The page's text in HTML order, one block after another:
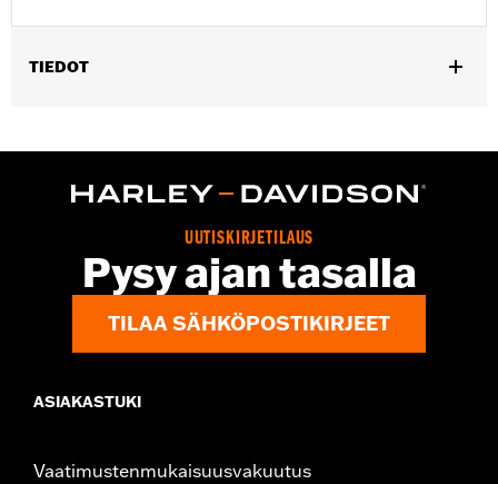
TIEDOT
WARRANTY:2 year limited warranty – Go towww.h-
Imported
UUTISKIRJETILAUS
Pysy ajan tasalla
TILAA SÄHKÖPOSTIKIRJEET
ASIAKASTUKI
Vaatimustenmukaisuusvakuutus